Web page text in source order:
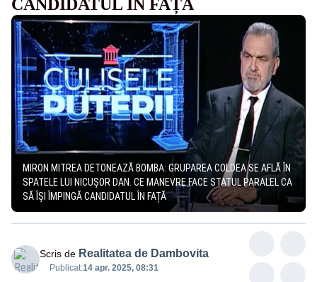
CANDIDATUL ÎN FAȚĂ
MIRON MITREA DETONEAZĂ BOMBA: GRUPAREA COLDEA SE AFLĂ ÎN
SPATELE LUI NICUȘOR DAN. CE MANEVRE FACE STATUL PARALEL CA
SĂ ÎȘI ÎMPINGĂ CANDIDATUL ÎN FAȚĂ
Scris de Realitatea de Dambovita
Publicat:14 apr. 2025, 08:31